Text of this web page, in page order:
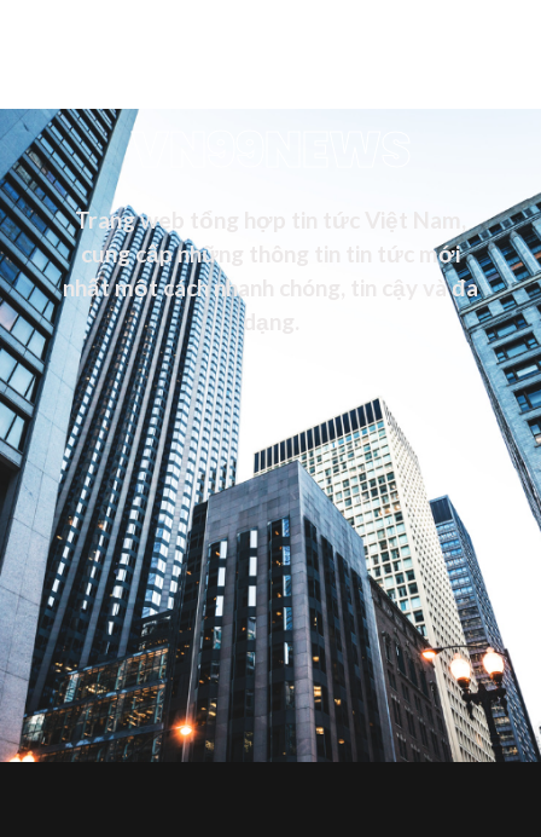
VN99NEWS
Trang web tổng hợp tin tức Việt Nam,
cung cấp những thông tin tin tức mới
nhất một cách nhanh chóng, tin cậy và đa
dạng.